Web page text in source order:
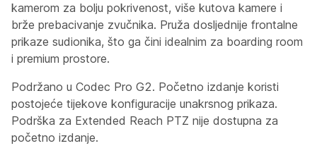
kamerom za bolju pokrivenost, više kutova kamere i
brže prebacivanje zvučnika. Pruža dosljednije frontalne
prikaze sudionika, što ga čini idealnim za boarding room
i premium prostore.
Podržano u Codec Pro G2. Početno izdanje koristi
postojeće tijekove konfiguracije unakrsnog prikaza.
Podrška za Extended Reach PTZ nije dostupna za
početno izdanje.